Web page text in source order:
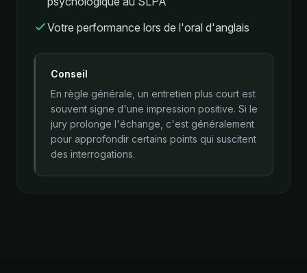
Votre performance lors de l'oral d'anglais
Conseil
En règle générale, un entretien plus court est
souvent signe d'une impression positive. Si le
jury prolonge l'échange, c'est généralement
pour approfondir certains points qui suscitent
des interrogations.